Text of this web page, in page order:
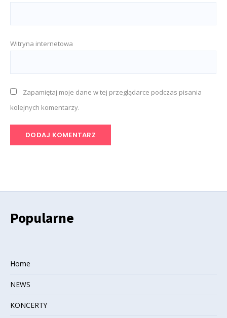
Witryna internetowa
Zapamiętaj moje dane w tej przeglądarce podczas pisania
kolejnych komentarzy.
Popularne
Home
NEWS
KONCERTY